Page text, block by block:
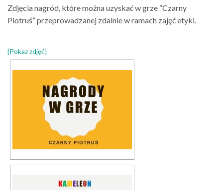
Zdjęcia nagród, które można uzyskać w grze “Czarny
Piotruś” przeprowadzanej zdalnie w ramach zajęć etyki.
[Pokaz zdjęć]